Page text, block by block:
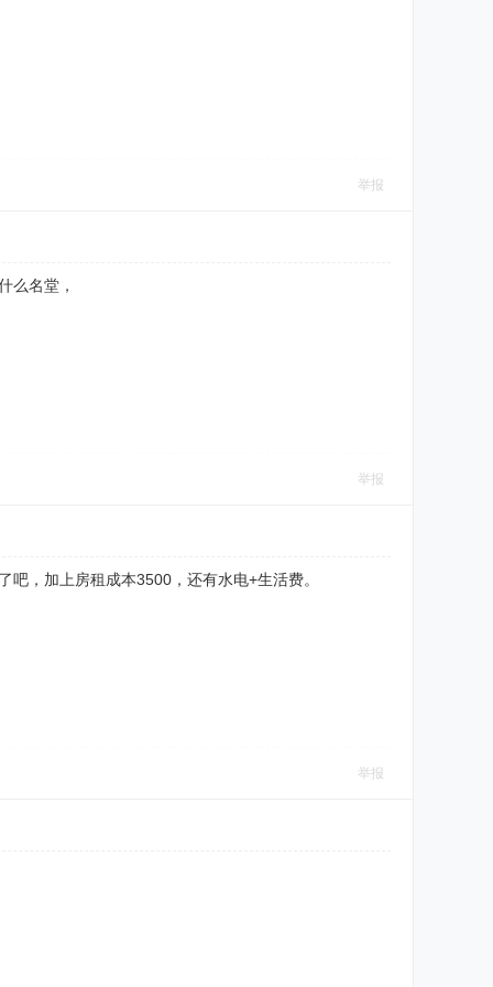
举报
么名堂，
举报
，加上房租成本3500，还有水电+生活费。
举报